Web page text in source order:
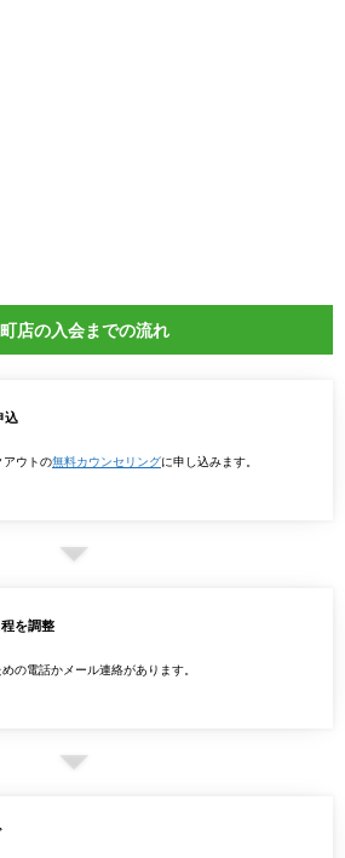
店の入会までの流れ
込
アウトの無料カウンセリングに申し込みます。
を調整
の電話かメール連絡があります。